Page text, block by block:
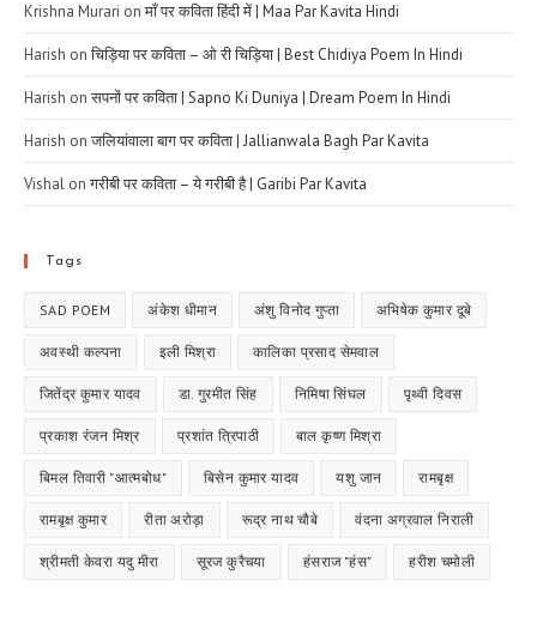
Krishna Murari onमाँ पर कविता हिंदी में | Maa Par Kavita Hindi
Harish onचिड़िया पर कविता – ओ री चिड़िया | Best Chidiya Poem In Hindi
Harish onसपनों पर कविता | Sapno Ki Duniya | Dream Poem In Hindi
Harish onजलियांवाला बाग पर कविता | Jallianwala Bagh Par Kavita
Vishal onगरीबी पर कविता – ये गरीबी है | Garibi Par Kavita
Tags
SAD POEM अंकेश धीमान अंशु विनोद गुप्ता अभिषेक कुमार दूबे
अवस्थी कल्पना इली मिश्रा कालिका प्रसाद सेमवाल
जितेंद्र कुमार यादव डा. गुरमीत सिंह निमिषा सिंघल पृथ्वी दिवस
प्रकाश रंजन मिश्र प्रशांत त्रिपाठी बाल कृष्ण मिश्रा
बिमल तिवारी "आत्मबोध" बिसेन कुमार यादव यशु जान रामबृक्ष
रामबृक्ष कुमार रीता अरोड़ा रूद्र नाथ चौबे वंदना अग्रवाल निराली
श्रीमती केवरा यदु मीरा सूरज कुरैचया हंसराज "हंस" हरीश चमोली